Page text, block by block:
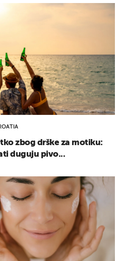
zbog drške za motiku:
duguju pivo...